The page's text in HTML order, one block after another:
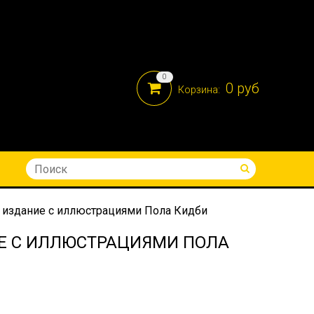
0
Корзина: 0 руб
с иллюстрациями Пола Кидби
С ИЛЛЮСТРАЦИЯМИ ПОЛА